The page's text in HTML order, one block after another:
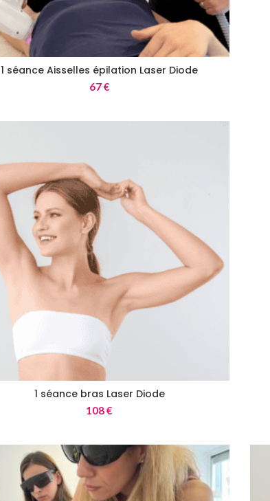
1 séance Aisselles épilation Laser Diode
67€
1 séance bras Laser Diode
108€